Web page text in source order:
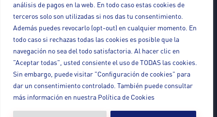
análisis de pagos en la web. En todo caso estas cookies de
terceros solo son utilizadas si nos das tu consentimiento.
Además puedes revocarlo (opt-out) en cualquier momento. En
todo caso si rechazas todas las cookies es posible que la
navegación no sea del todo satisfactoria. Al hacer clic en
"Aceptar todas", usted consiente el uso de TODAS las cookies.
Sin embargo, puede visitar "Configuración de cookies" para
dar un consentimiento controlado. También puede consultar
más información en nuestra Política de Cookies
info@adenda.net
Rúa da República Arxentina, 20, 6º, oficina
35, 36201 Vigo, Pontevedra
Newsletter